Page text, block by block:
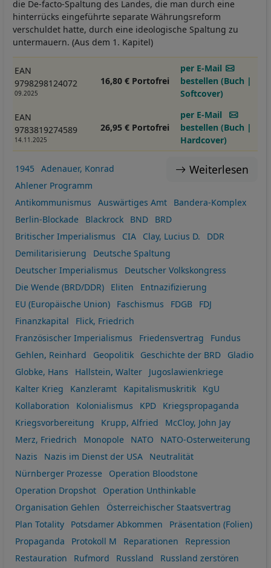
die De-facto-Spaltung des Landes, die man durch eine
hinterrücks eingeführte separate Währungsreform
verschuldet hatte, durch eine ideologische Spaltung zu
untermauern. (Aus dem 1. Kapitel)
EAN
9798298124072
09.2025
16,80 € Portofrei
per E-Mail
bestellen (Buch |
Softcover)
EAN
9783819274589
14.11.2025
26,95 € Portofrei
per E-Mail
bestellen (Buch |
Hardcover)
Weiterlesen
1945
Adenauer, Konrad
Ahlener Programm
Antikommunismus
Auswärtiges Amt
Bandera-Komplex
Berlin-Blockade
Blackrock BND
BRD
Britischer Imperialismus
CIA Clay, Lucius D.
DDR
Demilitarisierung
Deutsche Spaltung
Deutscher Imperialismus
Deutscher Volkskongress
Die Wende (BRD/DDR)
Eliten
Entnazifizierung
EU (Europäische Union)
Faschismus FDGB
FDJ
Finanzkapital
Flick, Friedrich
Französischer Imperialismus
Friedensvertrag
Fundus
Gehlen, Reinhard
Geopolitik Geschichte der BRD
Gladio
Globke, Hans
Hallstein, Walter
Jugoslawienkriege
Kalter Krieg
Kanzleramt Kapitalismuskritik
KgU
Kollaboration
Kolonialismus KPD
Kriegspropaganda
Kriegsvorbereitung
Krupp, Alfried
McCloy, John Jay
Merz, Friedrich
Monopole NATO
NATO-Osterweiterung
Nazis
Nazis im Dienst der USA
Neutralität
Nürnberger Prozesse
Operation Bloodstone
Operation Dropshot
Operation Unthinkable
Organisation Gehlen
Österreichischer Staatsvertrag
Plan Totality
Potsdamer Abkommen
Präsentation (Folien)
Propaganda
Protokoll M Reparationen
Repression
Restauration
Rufmord Russland
Russland zerstören